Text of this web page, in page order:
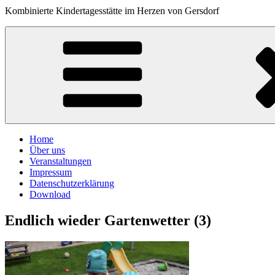
Kombinierte Kindertagesstätte im Herzen von Gersdorf
Home
Über uns
Veranstaltungen
Impressum
Datenschutzerklärung
Download
Endlich wieder Gartenwetter (3)